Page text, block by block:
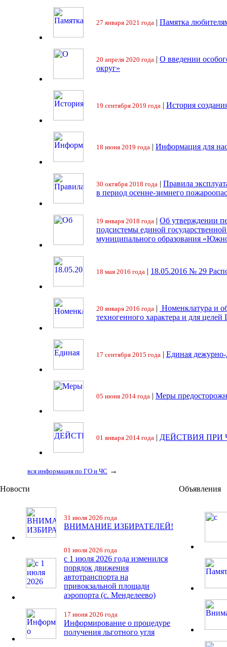
27 января 2021 года | Памятка
20 апреля 2020 года | О введении
округ»
19 сентября 2019 года | История
18 июня 2019 года | Информация для
30 октября 2018 года | Правила
в период осенне-зимнего
19 января 2018 года | Об утверждении
подсистемы единой
муниципального образования
18 мая 2016 года | 18.05.2016 № 29
20 января 2016 года | Номенклатура и
техногенного характера и для целей
17 сентября 2015 года | Единая
05 июня 2014 года | Меры
01 января 2014 года | ДЕЙСТВИЯ ПРИ
вся информация по ГО и ЧС →
Новости
31 июля 2026 года
ВНИМАНИЕ ИЗБИРАТЕЛЕЙ!
01 июля 2026 года
с 1 июля 2026 года изменился
порядок движения
автотранспорта на
привокзальной площади
аэропорта (с. Менделеево)
17 июня 2026 года
Информирование о процедуре
получения льготного угля
Объявления